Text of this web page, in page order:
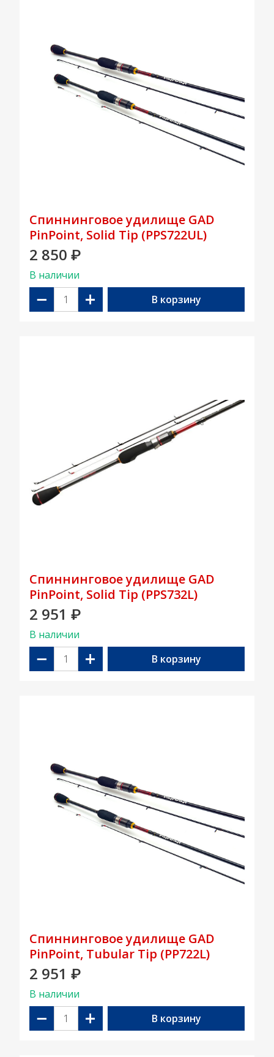
Спиннинговое удилище GAD
PinPoint, Solid Tip (PPS722UL)
2 850 ₽
В наличии
− + В корзину
Спиннинговое удилище GAD
PinPoint, Solid Tip (PPS732L)
2 951 ₽
В наличии
− + В корзину
Спиннинговое удилище GAD
PinPoint, Tubular Tip (PP722L)
2 951 ₽
В наличии
− + В корзину